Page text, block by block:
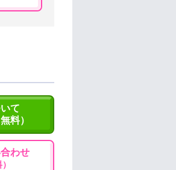
て
料）
わせ